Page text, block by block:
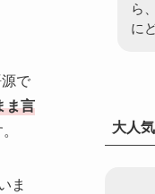
で
ま言
ま
ら
に
大人